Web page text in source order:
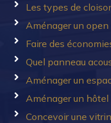
Les types de
Aménager un open
Faire des
Quel panneau
Aménager un
Aménager un hôtel
Concevoir une